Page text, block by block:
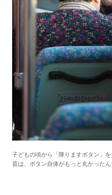
子どもの頃から「降りますボタン」を
昔は、ボタン自体がもっと丸かった